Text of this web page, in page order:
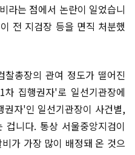
라는 점에서 논란이 일었습니
전 지검장 등을 면직 처분했
총장의 관여 정도가 떨어진
집행권자'로 일선기관장에
자'인 일선기관장이 사건별,
니다. 통상 서울중앙지검이
가 가장 많이 배정돼 온 것으